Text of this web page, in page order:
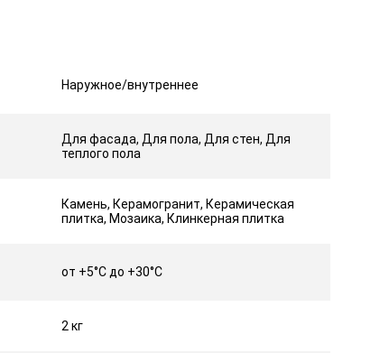
Наружное/внутреннее
Для фасада, Для пола, Для стен, Для
теплого пола
Камень, Керамогранит, Керамическая
плитка, Мозаика, Клинкерная плитка
от +5°C до +30°C
2 кг